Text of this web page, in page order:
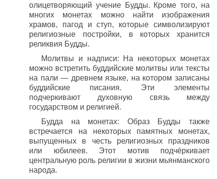
олицетворяющий учение Будды. Кроме того, на
многих монетах можно найти изображения
храмов, пагод и ступ, которые символизируют
религиозные постройки, в которых хранится
реликвия Будды.
Молитвы и надписи: На некоторых монетах
можно встретить буддийские молитвы или тексты
на пали — древнем языке, на котором записаны
буддийские писания. Эти элементы
подчеркивают духовную связь между
государством и религией.
Будда на монетах: Образ Будды также
встречается на некоторых памятных монетах,
выпущенных в честь религиозных праздников
или юбилеев. Этот мотив подчёркивает
центральную роль религии в жизни мьянманского
народа.